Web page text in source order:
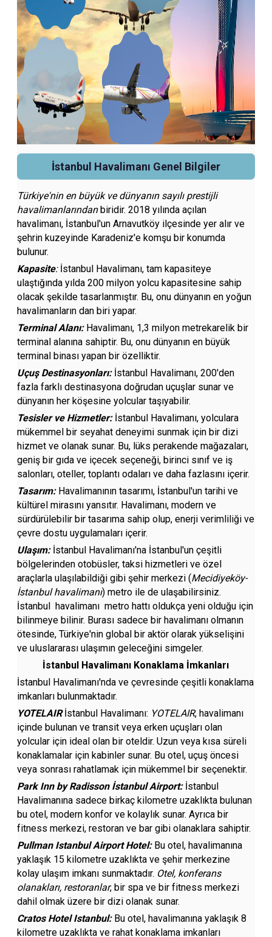
İstanbul Havalimanı Genel Bilgiler
Türkiye'nin en büyük ve dünyanın sayılı prestijli
havalimanlarındanbiridir. 2018 yılında açılan
havalimanı, İstanbul'un Arnavutköy ilçesinde yer alır ve
şehrin kuzeyinde Karadeniz'e komşu bir konumda
bulunur.
Kapasite:İstanbul Havalimanı, tam kapasiteye
ulaştığında yılda 200 milyon yolcu kapasitesine sahip
olacak şekilde tasarlanmıştır. Bu, onu dünyanın en yoğun
havalimanların dan biri yapar.
Terminal Alanı:Havalimanı, 1,3 milyon metrekarelik bir
terminal alanına sahiptir. Bu, onu dünyanın en büyük
terminal binası yapan bir özelliktir.
Uçuş Destinasyonları:İstanbul Havalimanı, 200'den
fazla farklı destinasyona doğrudan uçuşlar sunar ve
dünyanın her köşesine yolcular taşıyabilir.
Tesisler ve Hizmetler:İstanbul Havalimanı, yolculara
mükemmel bir seyahat deneyimi sunmak için bir dizi
hizmet ve olanak sunar. Bu, lüks perakende mağazaları,
geniş bir gıda ve içecek seçeneği, birinci sınıf ve iş
salonları, oteller, toplantı odaları ve daha fazlasını içerir.
Tasarım: Havalimanının tasarımı, İstanbul'un tarihi ve
kültürel mirasını yansıtır. Havalimanı, modern ve
sürdürülebilir bir tasarıma sahip olup, enerji verimliliği ve
çevre dostu uygulamaları içerir.
Ulaşım:İstanbul Havalimanı'na İstanbul'un çeşitli
bölgelerinden otobüsler, taksi hizmetleri ve özel
araçlarla ulaşılabildiği gibi şehir merkezi (Mecidiyeköy-
İstanbul havalimanı) metro ile de ulaşabilirsiniz.
İstanbul havalimanı metro hattı oldukça yeni olduğu için
bilinmeye bilinir. Burası sadece bir havalimanı olmanın
ötesinde, Türkiye'nin global bir aktör olarak yükselişini
ve uluslararası ulaşımın geleceğini simgeler.
İstanbul Havalimanı Konaklama İmkanları
İstanbul Havalimanı'nda ve çevresinde çeşitli konaklama
imkanları bulunmaktadır.
YOTELAIRİstanbul Havalimanı: YOTELAIR, havalimanı
içinde bulunan ve transit veya erken uçuşları olan
yolcular için ideal olan bir oteldir. Uzun veya kısa süreli
konaklamalar için kabinler sunar. Bu otel, uçuş öncesi
veya sonrası rahatlamak için mükemmel bir seçenektir.
Park Inn by Radisson İstanbul Airport:İstanbul
Havalimanına sadece birkaç kilometre uzaklıkta bulunan
bu otel, modern konfor ve kolaylık sunar. Ayrıca bir
fitness merkezi, restoran ve bar gibi olanaklara sahiptir.
Pullman Istanbul Airport Hotel:Bu otel, havalimanına
yaklaşık 15 kilometre uzaklıkta ve şehir merkezine
kolay ulaşım imkanı sunmaktadır. Otel, konferans
olanakları, restoranlar, bir spa ve bir fitness merkezi
dahil olmak üzere bir dizi olanak sunar.
Cratos Hotel Istanbul:Bu otel, havalimanına yaklaşık 8
kilometre uzaklıkta ve rahat konaklama imkanları